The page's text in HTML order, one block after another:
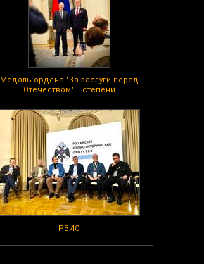
Медаль ордена "За заслуги перед
Отечеством" II степени
РВИО